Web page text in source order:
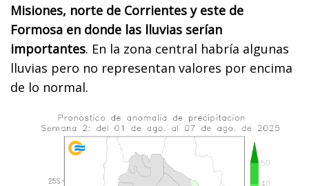
Misiones, norte de Corrientes y este de
Formosa en donde las lluvias serían
importantes. En la zona central habría algunas
lluvias pero no representan valores por encima
de lo normal.